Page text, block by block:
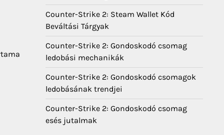
Counter-Strike 2: Steam Wallet Kód
Beváltási Tárgyak
Counter-Strike 2: Gondoskodó csomag
ledobási mechanikák
Counter-Strike 2: Gondoskodó csomagok
ledobásának trendjei
Counter-Strike 2: Gondoskodó csomag
esés jutalmak